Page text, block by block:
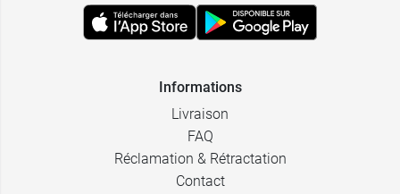
Informations
Livraison
FAQ
Réclamation & Rétractation
Contact